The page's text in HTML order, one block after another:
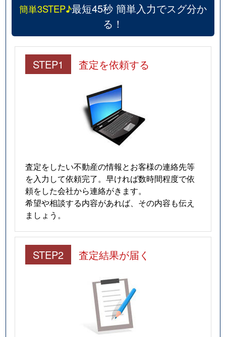
簡単3STEP♪最短45秒 簡単入力でスグ分か
る！
STEP1 査定を依頼する
査定をしたい不動産の情報とお客様の連絡先等
を入力して依頼完了。早ければ数時間程度で依
頼をした会社から連絡がきます。
希望や相談する内容があれば、その内容も伝え
ましょう。
STEP2 査定結果が届く